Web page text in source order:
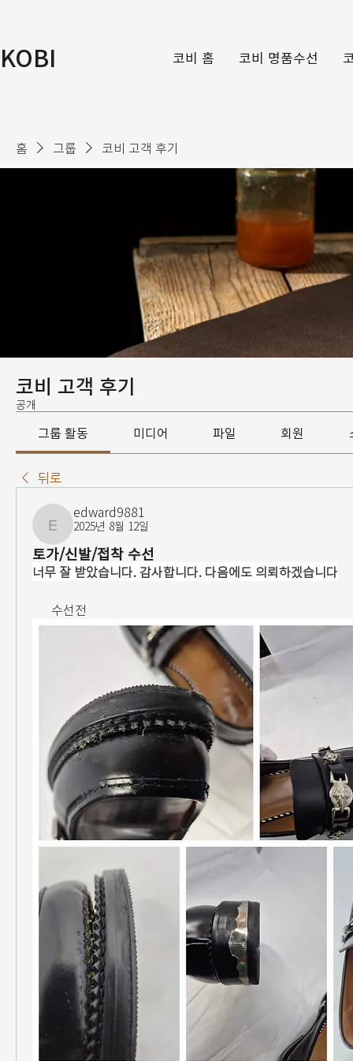
KOBI 코비 홈 코비 명품수선
홈 그룹 코비 고객 후기
코비 고객 후기
공개
그룹 활동 미디어 파일 회원
뒤로
edward9881
edward9881
2025년 8월 12일
토가/신발/접착 수선
너무 잘 받았습니다. 감사합니다. 다음에도 의뢰하겠습니다
      수선전